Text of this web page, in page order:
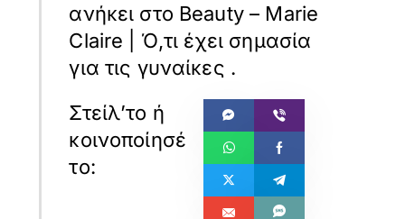
ανήκει στο Beauty – Marie
Claire | Ό,τι έχει σημασία
για τις γυναίκες .